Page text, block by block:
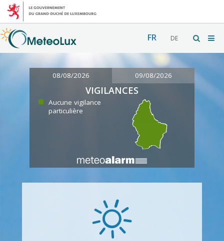
FR DE
08/08/2026 09/08/2026
VIGILANCES
Aucune vigilance
particulière